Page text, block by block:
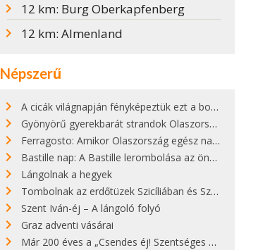
12 km: Burg Oberkapfenberg
12 km: Almenland
Népszerű
A cicák világnapján fényképeztük ezt a bokor alatt hűsölő cicát Kisorosziban
Gyönyörű gyerekbarát strandok Olaszországban - megmutatjuk a 15 legjobbat
Ferragosto: Amikor Olaszország egész nap nyaral
Bastille nap: A Bastille lerombolása az önkényuralom végét jelentette
Lángolnak a hegyek
Tombolnak az erdőtüzek Szicíliában és Szardínián
Szent Iván-éj – A lángoló folyó
Graz adventi vásárai
Már 200 éves a „Csendes éj! Szentséges éj!”